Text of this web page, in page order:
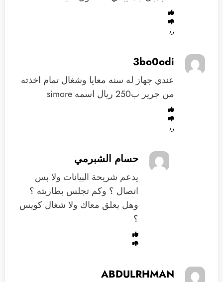
رد
3bo0odi
عندي جهاز له سنه معايا وشغال تمام اخذته
من جرير ب250 ريال اسمه simore
رد
حسام الشبرمي
يدعم شريحة البيانات ولا بس
اتصال ؟ وكم تجلس بطاريته ؟
وهل يعلق معاك ولا شغال كويس
؟
ABDULRHMAN